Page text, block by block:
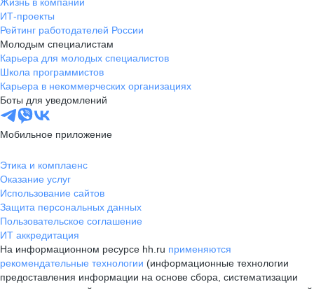
ИТ-проекты
Рейтинг работодателей России
Молодым специалистам
Карьера для молодых специалистов
Школа программистов
Карьера в некоммерческих организациях
Боты для уведомлений
Мобильное приложение
Этика и комплаенс
Оказание услуг
Использование сайтов
Защита персональных данных
Пользовательское соглашение
ИТ аккредитация
На информационном ресурсе hh.ru применяются
рекомендательные технологии (информационные технологии
предоставления информации на основе сбора, систематизации